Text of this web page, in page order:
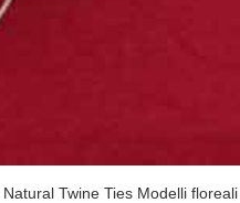
Twine Ties Modelli